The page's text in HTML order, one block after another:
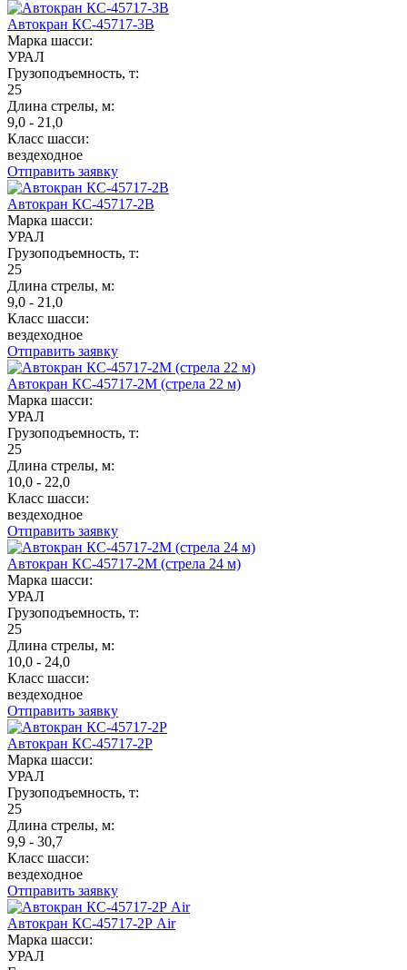
Автокран КС-45717-3В
Марка шасси:
УРАЛ
Грузоподъемность, т:
25
Длина стрелы, м:
9,0 - 21,0
Класс шасси:
вездеходное
Отправить заявку
Автокран КС-45717-2В
Марка шасси:
УРАЛ
Грузоподъемность, т:
25
Длина стрелы, м:
9,0 - 21,0
Класс шасси:
вездеходное
Отправить заявку
Автокран КС-45717-2М (стрела 22 м)
Марка шасси:
УРАЛ
Грузоподъемность, т:
25
Длина стрелы, м:
10,0 - 22,0
Класс шасси:
вездеходное
Отправить заявку
Автокран КС-45717-2М (стрела 24 м)
Марка шасси:
УРАЛ
Грузоподъемность, т:
25
Длина стрелы, м:
10,0 - 24,0
Класс шасси:
вездеходное
Отправить заявку
Автокран КС-45717-2Р
Марка шасси:
УРАЛ
Грузоподъемность, т:
25
Длина стрелы, м:
9,9 - 30,7
Класс шасси:
вездеходное
Отправить заявку
Автокран КС-45717-2Р Air
Марка шасси:
УРАЛ